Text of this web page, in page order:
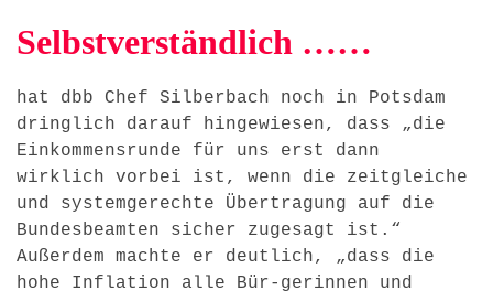
Selbstverständlich ……
hat dbb Chef Silberbach noch in Potsdam
dringlich darauf hingewiesen, dass „die
Einkommensrunde für uns erst dann
wirklich vorbei ist, wenn die zeitgleiche
und systemgerechte Übertragung auf die
Bundesbeamten sicher zugesagt ist.“
Außerdem machte er deutlich, „dass die
hohe Inflation alle Bür-gerinnen und